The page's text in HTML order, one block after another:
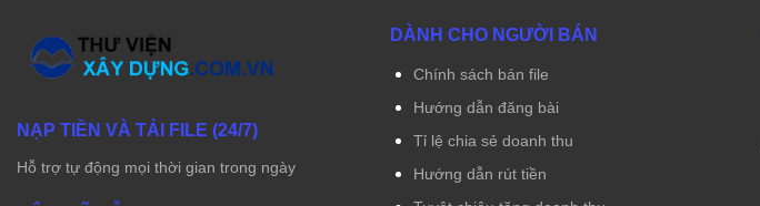
NẠP TIỀN VÀ TẢI FILE (24/7)
Hỗ trợ tự động mọi thời gian trong ngày
DÀNH CHO NGƯỜI BÁN
Chính sách bán file
Hướng dẫn đăng bài
Tỉ lệ chia sẻ doanh thu
Hướng dẫn rút tiền